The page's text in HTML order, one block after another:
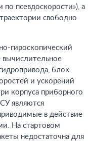
по псевдоскорости»), а
свободно
гироскопический
вычислительное
блок
и ускорений
корпуса приборного
являются
в действие
На стартовом
недостаточна для